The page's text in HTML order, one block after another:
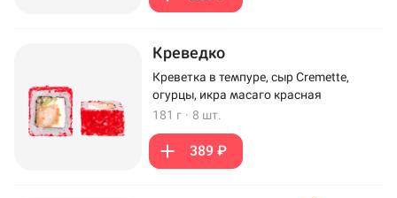
Креведко
Креветка в темпуре, сыр Cremette,
огурцы, икра масаго красная
181 г · 8 шт.
389 ₽